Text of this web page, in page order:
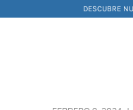
DESCUBRE